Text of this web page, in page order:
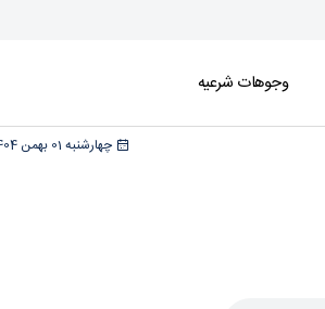
وجوهات شرعیه
چهارشنبه 01 بهمن 1404